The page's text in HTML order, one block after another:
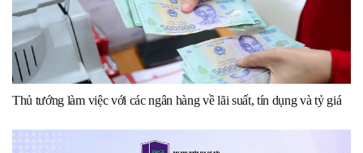
Thủ tướng làm việc với các ngân hàng về lãi suất, tín dụng và tỷ giá